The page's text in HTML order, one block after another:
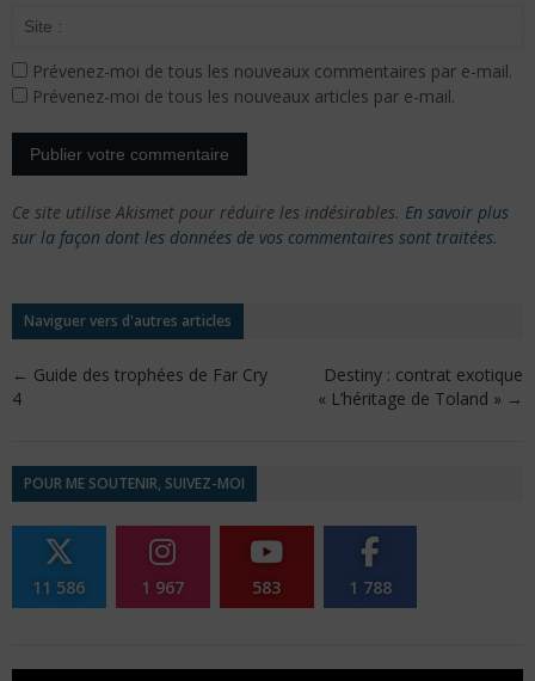
Prévenez-moi de tous les nouveaux commentaires par e-mail.
Prévenez-moi de tous les nouveaux articles par e-mail.
Ce site utilise Akismet pour réduire les indésirables. En savoir plus
sur la façon dont les données de vos commentaires sont traitées.
Naviguer vers d'autres articles
← Guide des trophées de Far Cry
4
Destiny : contrat exotique
« L’héritage de Toland » →
POUR ME SOUTENIR, SUIVEZ-MOI
11 586 1 967 583 1 788